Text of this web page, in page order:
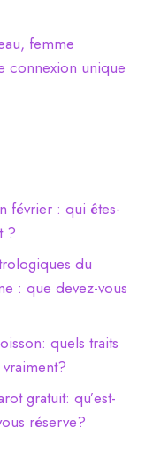
femme
connexion unique
février : qui êtes-
?
du
: que devez-vous
quels traits
gratuit: qu’est-
réserve?